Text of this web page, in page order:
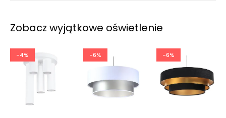
Zobacz wyjątkowe oświetlenie
-4% -6% -6%